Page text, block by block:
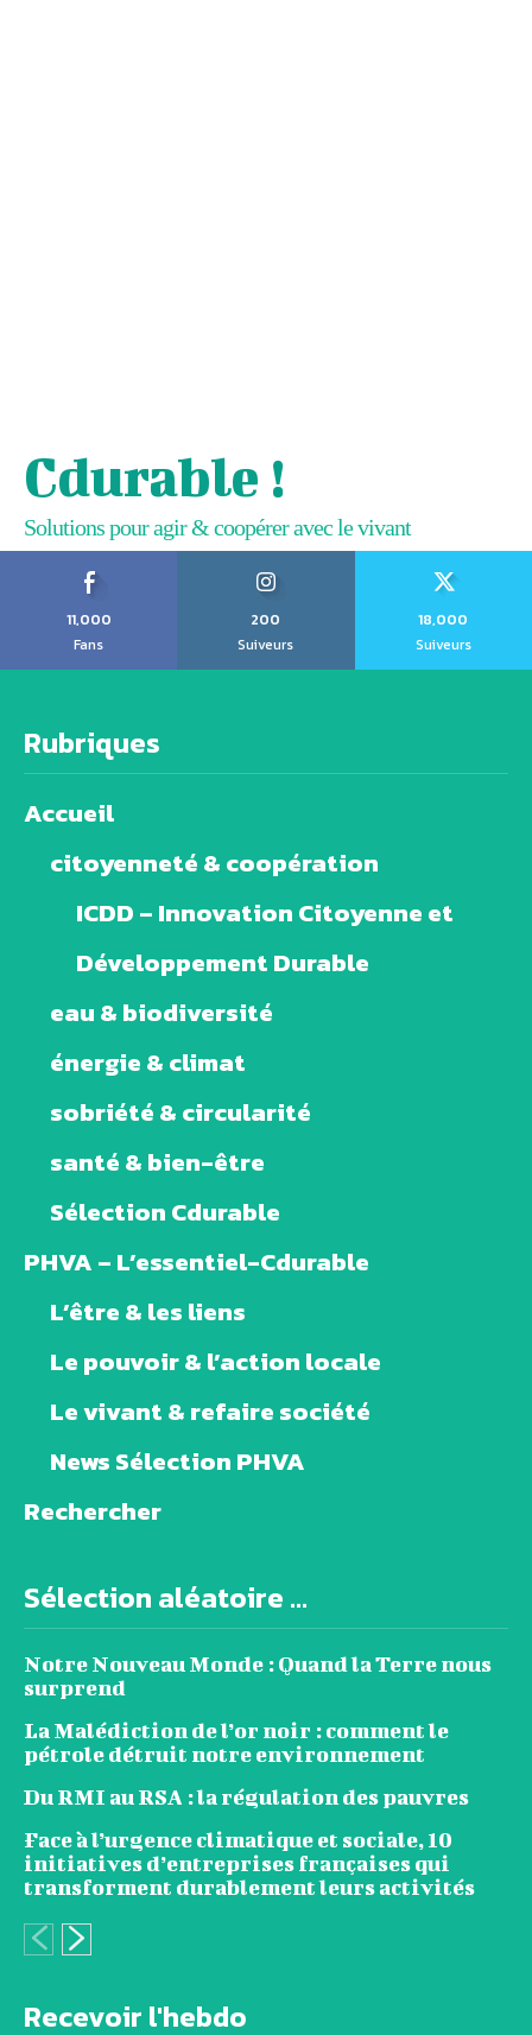
Cdurable !
Solutions pour agir & coopérer avec le vivant
11,000
Fans
200
Suiveurs
18,000
Suiveurs
Rubriques
Accueil
citoyenneté & coopération
ICDD – Innovation Citoyenne et
Développement Durable
eau & biodiversité
énergie & climat
sobriété & circularité
santé & bien-être
Sélection Cdurable
PHVA – L’essentiel-Cdurable
L’être & les liens
Le pouvoir & l’action locale
Le vivant & refaire société
News Sélection PHVA
Rechercher
Sélection aléatoire ...
Notre Nouveau Monde : Quand la Terre nous
surprend
La Malédiction de l’or noir : comment le
pétrole détruit notre environnement
Du RMI au RSA : la régulation des pauvres
Face à l’urgence climatique et sociale, 10
initiatives d’entreprises françaises qui
transforment durablement leurs activités
Recevoir l'hebdo